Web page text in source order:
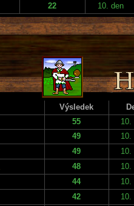
22 10. den
Výsledek
55
10.
49
10.
49
10.
48
10.
44
10.
42
10.